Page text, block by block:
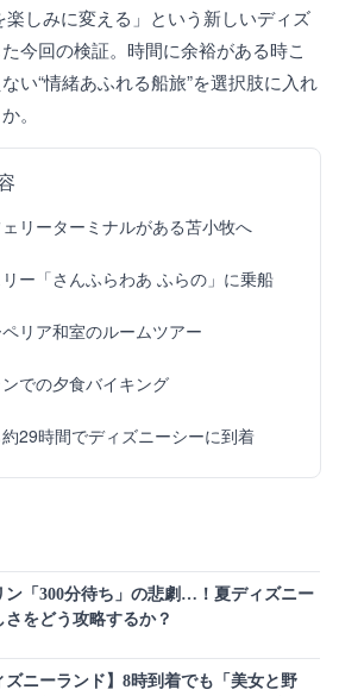
楽しみに変える」という新しいディズ
今回の検証。時間に余裕がある時こ
い“情緒あふれる船旅”を選択肢に入れ
。
リーターミナルがある苫小牧へ
ー「さんふらわあ ふらの」に乗船
リア和室のルームツアー
での夕食バイキング
29時間でディズニーシーに到着
ン「300分待ち」の悲劇…！夏ディズニー
さをどう攻略するか？
ズニーランド】8時到着でも「美女と野